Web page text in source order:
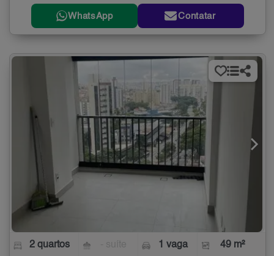
WhatsApp Contatar
2 quartos 1 vaga 49 m²